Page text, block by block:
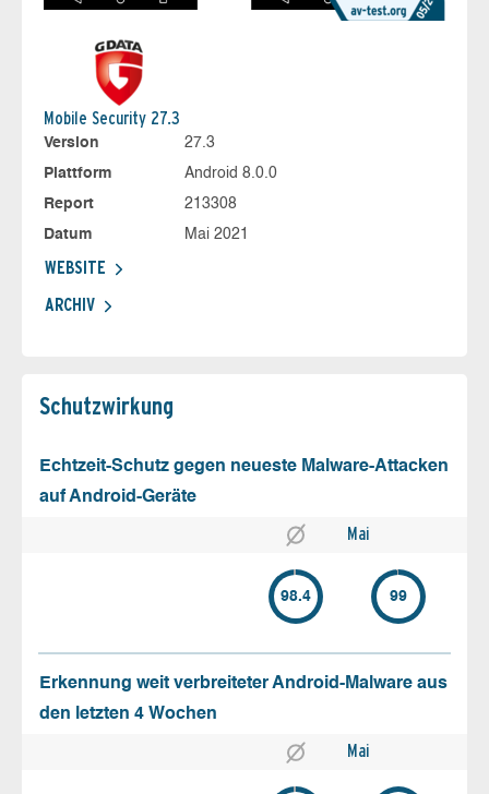
Mobile Security 27.3
Version
27.3
Plattform
Android 8.0.0
Report
213308
Datum
Mai 2021
WEBSITE
ARCHIV
Schutz­wirkung
Echtzeit-Schutz gegen neueste Malware-Attacken
auf Android-Geräte
Mai
98.4 99
Erkennung weit verbreiteter Android-Malware aus
den letzten 4 Wochen
Mai